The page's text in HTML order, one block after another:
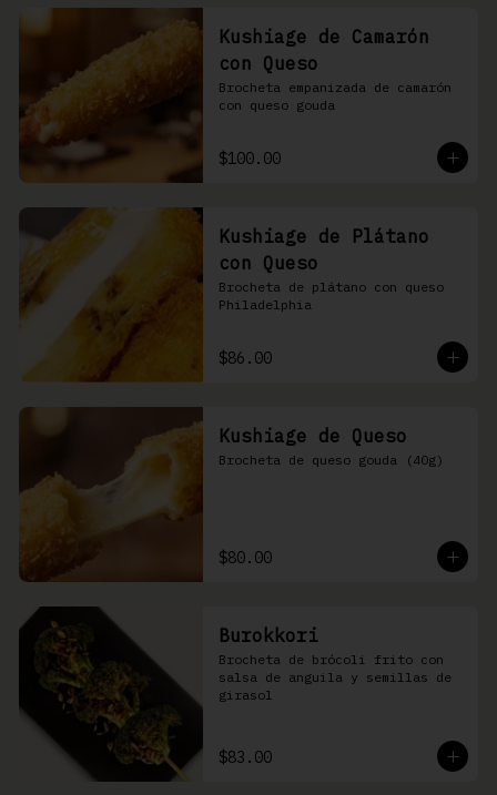
Kushiage de Camarón
con Queso
Brocheta empanizada de camarón
con queso gouda
$100.00
Kushiage de Plátano
con Queso
Brocheta de plátano con queso
Philadelphia
$86.00
Kushiage de Queso
Brocheta de queso gouda (40g)
$80.00
Burokkori
Brocheta de brócoli frito con
salsa de anguila y semillas de
girasol
$83.00